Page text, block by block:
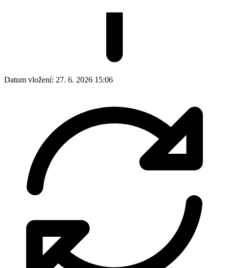
Datum vložení: 27. 6. 2026 15:06